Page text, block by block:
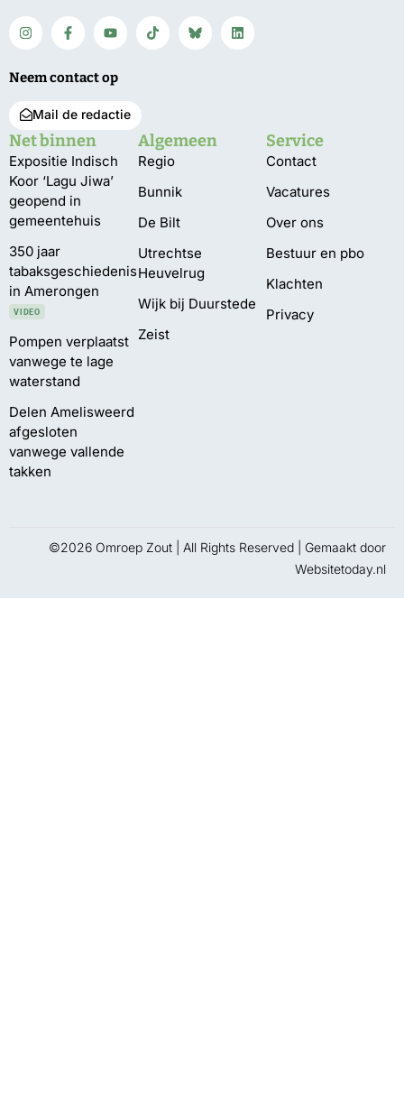
Neem contact op
Mail de redactie
Net binnen
Expositie Indisch
Koor ‘Lagu Jiwa’
geopend in
gemeentehuis
350 jaar
tabaksgeschiedenis
in Amerongen
VIDEO
Pompen verplaatst
vanwege te lage
waterstand
Delen Amelisweerd
afgesloten
vanwege vallende
takken
Algemeen
Regio
Bunnik
De Bilt
Utrechtse
Heuvelrug
Wijk bij Duurstede
Zeist
Service
Contact
Vacatures
Over ons
Bestuur en pbo
Klachten
Privacy
©2026 Omroep Zout | All Rights Reserved | Gemaakt door
Websitetoday.nl